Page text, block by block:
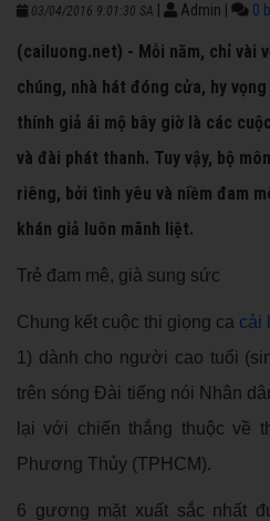
03/04/2016 9:01:30 SA Admin 0
(cailuong.net) - Mỗi năm, chỉ vài
chúng, nhà hát đóng cửa, hy
thính giả ái mộ bây giờ là các
và đài phát thanh. Tuy vậy, bộ
riêng, bởi tình yêu và niềm đam
khán giả luôn mãnh liệt.
Trẻ đam mê, già sung sức
Chung kết cuộc thi giọng ca cải
1) dành cho người cao tuổi
trên sóng Đài tiếng nói Nhân
lại với chiến thắng thuộc về
Phương Thủy (TPHCM).
6 gương mặt xuất sắc nhất